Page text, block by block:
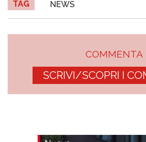
TAG NEWS
COMMENTA
SCRIVI/SCOPRI I